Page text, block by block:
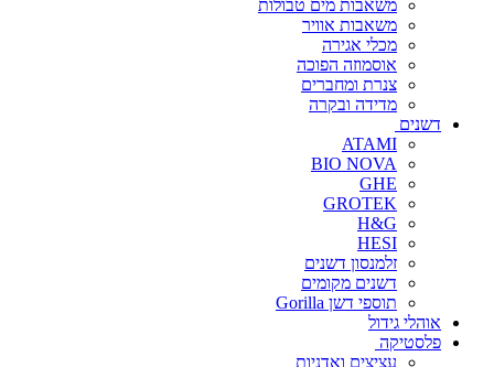
משאבות מים טבולות
משאבות אוויר
מכלי אגירה
אוסמוזה הפוכה
צנרת ומחברים
מדידה ובקרה
דשנים
ATAMI
BIO NOVA
GHE
GROTEK
H&G
HESI
זלמנסון דשנים
דשנים מקומים
תוספי דשן Gorilla
אוהלי גידול
פלסטיקה
עציצים ואדניות